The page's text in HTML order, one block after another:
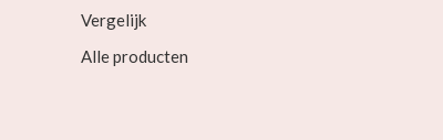
Vergelijk
Alle producten